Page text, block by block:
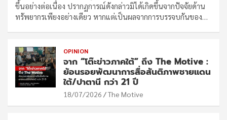
ขึ้นอย่างต่อเนื่อง ปรากฏการณ์ดังกล่าวมิได้เกิดขึ้นจากปัจจัยด้าน
ทรัพยากรเพียงอย่างเดียว หากแต่เป็นผลจากการบรรจบกันของ…
OPINION
จาก “โต๊ะข่าวภาคใต้” ถึง The Motive :
ย้อนรอยพัฒนาการสื่อสันติภาพชายแดน
ใต้/ปาตานี กว่า 21 ปี
18/07/2026 The Motive